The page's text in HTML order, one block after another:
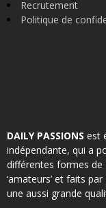
Recrutement
Politique de
DAILY PASSIONS est
indépendante, qui a
différentes formes de
‘amateurs’ et faits
une aussi grande